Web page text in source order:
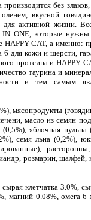
без
вкусной
активной жизни.
ONE, которые нужны
CAT, а именно:
для кожи и шерсти,
протеина и HAPPY
таурина и
и тем самым
мясопродукты
масло из семян
яблочная
семя льна (0,2%),
розмарин, шалфей,
клетчатка 3.0%,
магний 0.08%, омега-